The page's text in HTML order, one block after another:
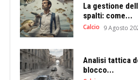
La gestione
spalti: come...
Calcio 9 Agosto
Analisi tattica
blocco...